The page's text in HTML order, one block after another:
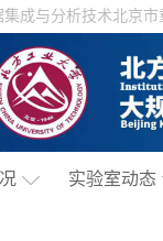
成与分析技术北京市
实验室动态